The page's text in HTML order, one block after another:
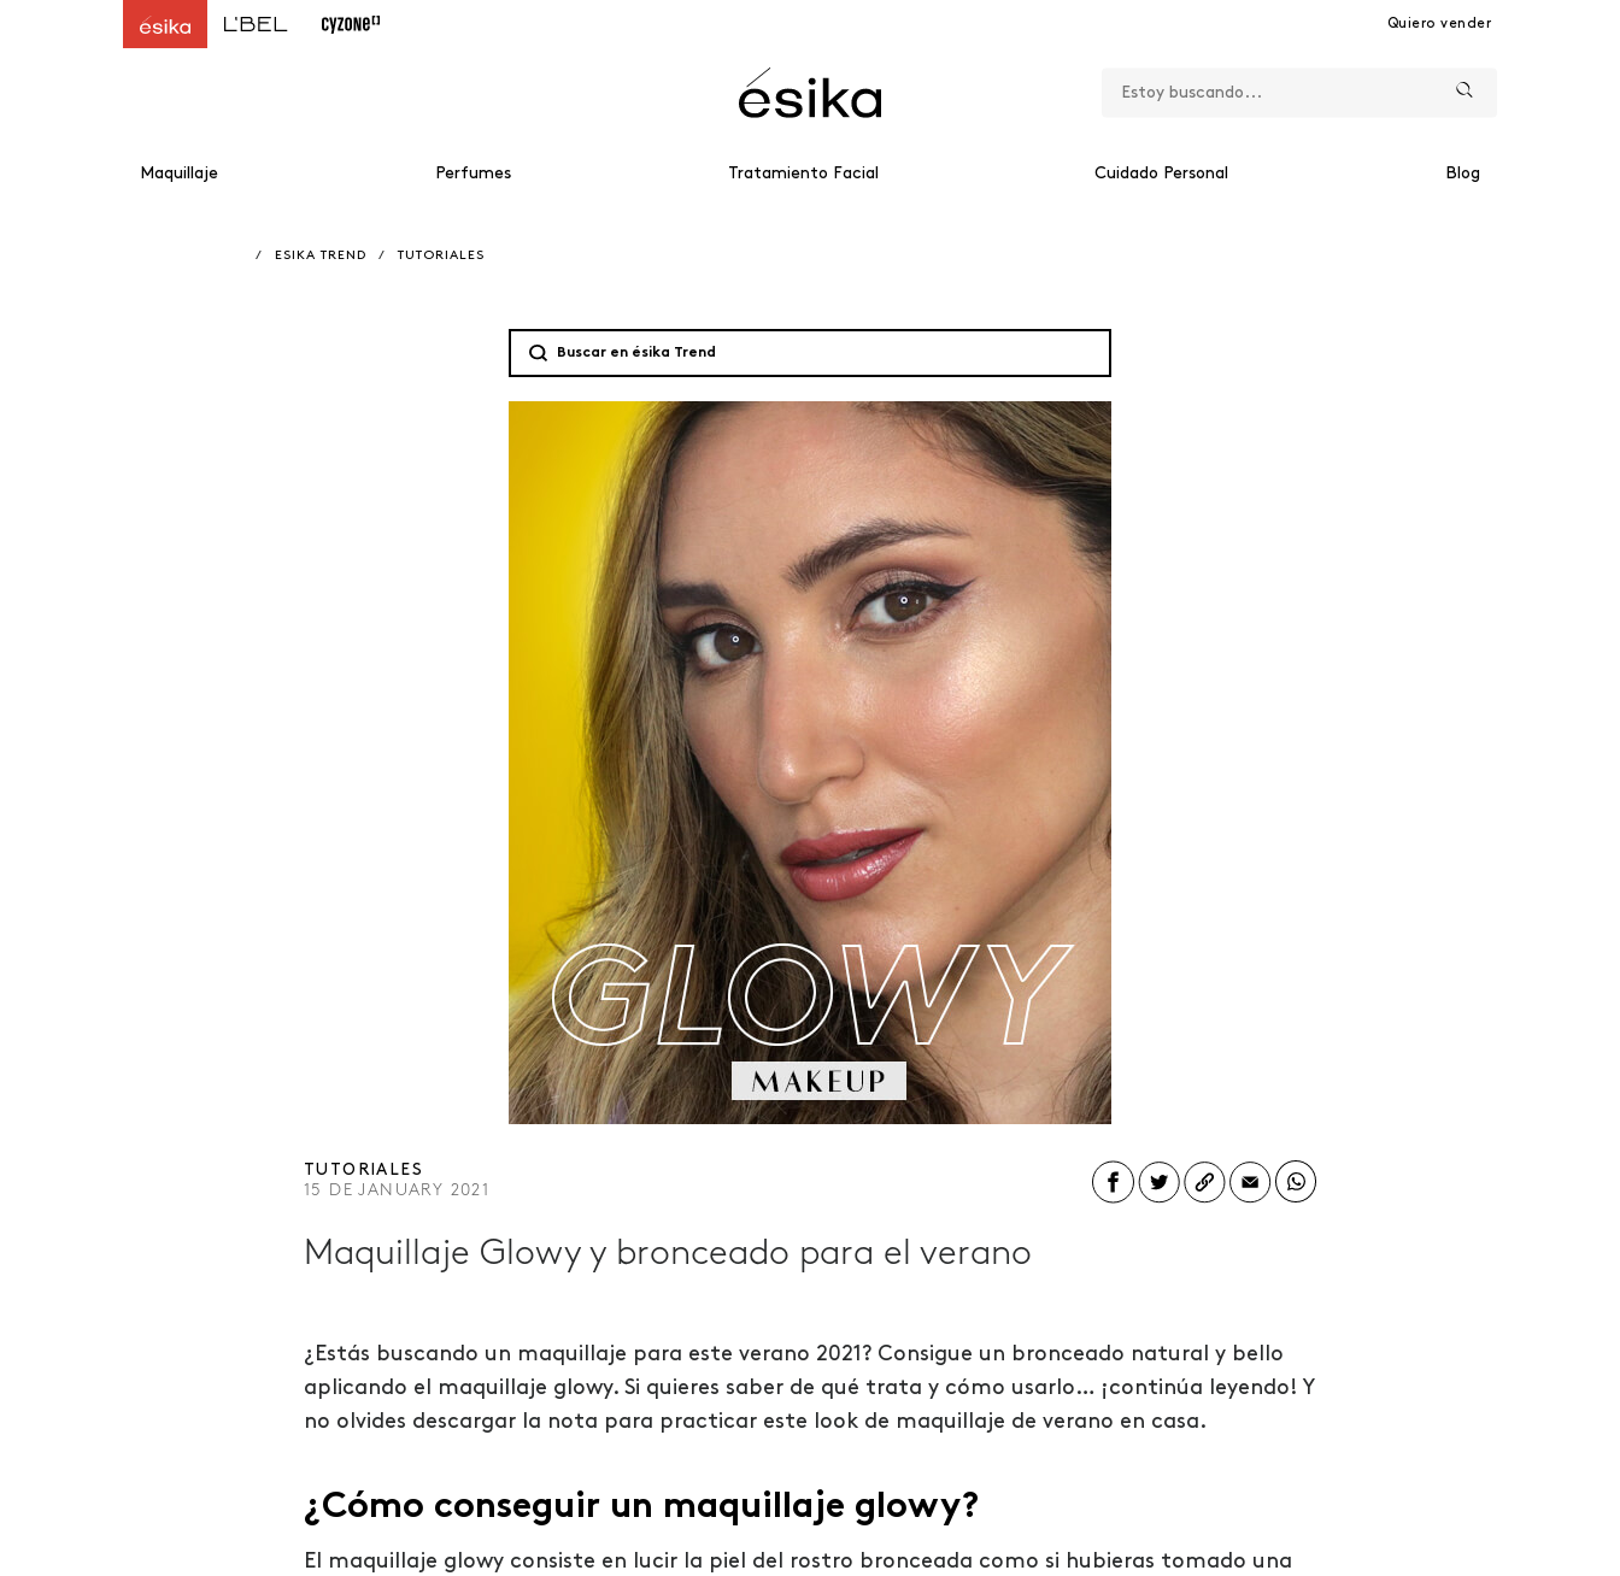
Quiero vender
Maquillaje Perfumes Tratamiento Facial Cuidado Personal Blog
/ ESIKA TREND / TUTORIALES
TUTORIALES
15 DE JANUARY 2021
Maquillaje Glowy y bronceado para el verano
¿Estás buscando un maquillaje para este verano 2021? Consigue un bronceado natural y bello
aplicando el maquillaje glowy. Si quieres saber de qué trata y cómo usarlo… ¡continúa leyendo! Y
no olvides descargar la nota para practicar este look de maquillaje de verano en casa.
¿Cómo conseguir un maquillaje glowy?
El maquillaje glowy consiste en lucir la piel del rostro bronceada como si hubieras tomado una